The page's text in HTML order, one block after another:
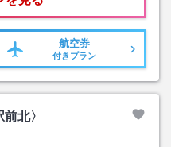
航空券
付きプラン
北〉